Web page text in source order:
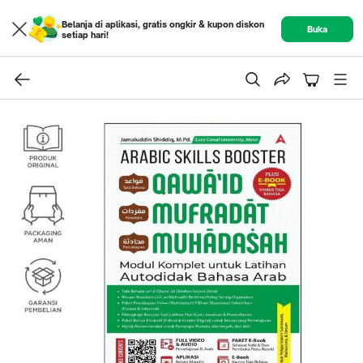
Belanja di aplikasi, gratis ongkir & kupon diskon
setiap hari!
Buka